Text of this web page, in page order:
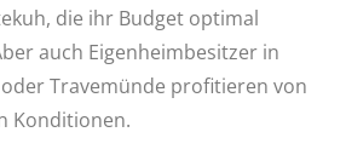
die ihr Budget optimal
auch Eigenheimbesitzer in
Travemünde profitieren von
Konditionen.